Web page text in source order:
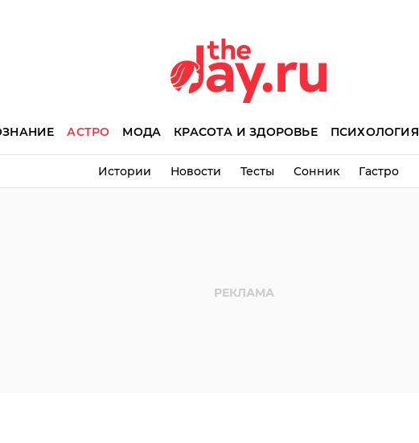
АСТРО МОДА КРАСОТА И ЗДОРОВЬЕ ПСИХОЛОГИЯ
Истории Новости Тесты Сонник Гастро